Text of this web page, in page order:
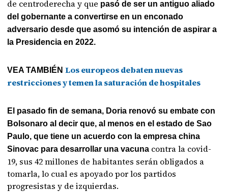
de centroderecha y que pasó de ser un antiguo aliado
del gobernante a convertirse en un enconado
adversario desde que asomó su intención de aspirar a
la Presidencia en 2022.
VEA TAMBIÉNLos europeos debaten nuevas
restricciones y temen la saturación de hospitales
El pasado fin de semana, Doria renovó su embate con
Bolsonaro al decir que, al menos en el estado de Sao
Paulo, que tiene un acuerdo con la empresa china
Sinovac para desarrollar una vacuna contra la covid-
19, sus 42 millones de habitantes serán obligados a
tomarla, lo cual es apoyado por los partidos
progresistas y de izquierdas.